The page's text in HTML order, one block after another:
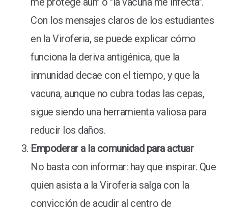
Con los mensajes claros de los estudiantes
en la Viroferia, se puede explicar cómo
funciona la deriva antigénica, que la
inmunidad decae con el tiempo, y que la
vacuna, aunque no cubra todas las cepas,
sigue siendo una herramienta valiosa para
reducir los daños.
Empoderar a la comunidad para actuar
No basta con informar: hay que inspirar. Que
quien asista a la Viroferia salga con la
convicción de acudir al centro de